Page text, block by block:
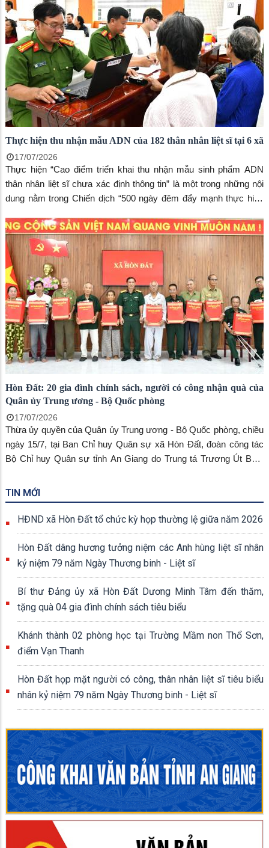
các nội dung của Dự án 8 thuộc Chương trình mục tiêu quốc gia
phòng, chống ma túy đến năm 2030.
Thực hiện thu nhận mẫu ADN của 182 thân nhân liệt sĩ tại 6 xã
17/07/2026
Thực hiện “Cao điểm triển khai thu nhận mẫu sinh phẩm ADN
thân nhân liệt sĩ chưa xác định thông tin” là một trong những nội
dung nằm trong Chiến dịch “500 ngày đêm đẩy mạnh thực hiện
được triển khai quyết liệt trên địa bàn tỉnh An Giang với tinh thần
trách nhiệm cao và sự vào cuộc đồng bộ của cả hệ thống chính
trị.
Hòn Đất: 20 gia đình chính sách, người có công nhận quà của
Quân ủy Trung ương - Bộ Quốc phòng
17/07/2026
Thừa ủy quyền của Quân ủy Trung ương - Bộ Quốc phòng, chiều
ngày 15/7, tại Ban Chỉ huy Quân sự xã Hòn Đất, đoàn công tác
Bộ Chỉ huy Quân sự tỉnh An Giang do Trung tá Trương Út Bắc,
đoàn đã đến trao tặng quà cho 20 gia đình chính sách, người có
công trên địa bàn xã. Cùng tham dự có đồng chí Phạm Thu Thủy,
Phó Bí thư Đảng ủy, Chủ tịch Ủy ban nhân dân xã Hòn Đất.
TIN MỚI
HĐND xã Hòn Đất tổ chức kỳ họp thường lệ giữa năm 2026
Hòn Đất dâng hương tưởng niệm các Anh hùng liệt sĩ nhân
kỷ niệm 79 năm Ngày Thương binh - Liệt sĩ
Bí thư Đảng ủy xã Hòn Đất Dương Minh Tâm đến thăm,
tặng quà 04 gia đình chính sách tiêu biểu
Khánh thành 02 phòng học tại Trường Mầm non Thổ Sơn,
điểm Vạn Thanh
Hòn Đất họp mặt người có công, thân nhân liệt sĩ tiêu biểu
nhân kỷ niệm 79 năm Ngày Thương binh - Liệt sĩ